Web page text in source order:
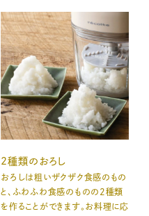
2種類のおろし
おろしは粗いザクザク食感のもの
と、ふわふわ食感のものの2種類
を作ることができます。お料理に応